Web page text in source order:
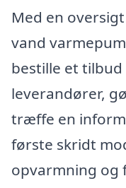
Med en
vand
bestille et
leverandører,
træffe en
første skridt
opvarmning og